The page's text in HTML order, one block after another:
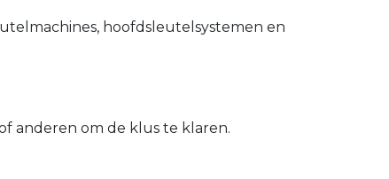
hoofdsleutelsystemen en
anderen om de klus te klaren.